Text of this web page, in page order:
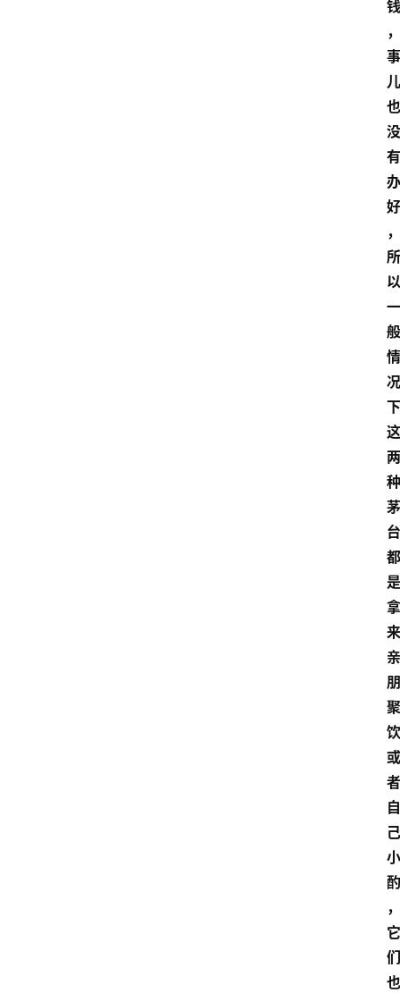
钱
，
事
儿
也
没
有
办
好
，
所
以
一
般
情
况
下
这
两
种
茅
台
都
是
拿
来
亲
朋
聚
饮
或
者
自
己
小
酌
，
它
们
也